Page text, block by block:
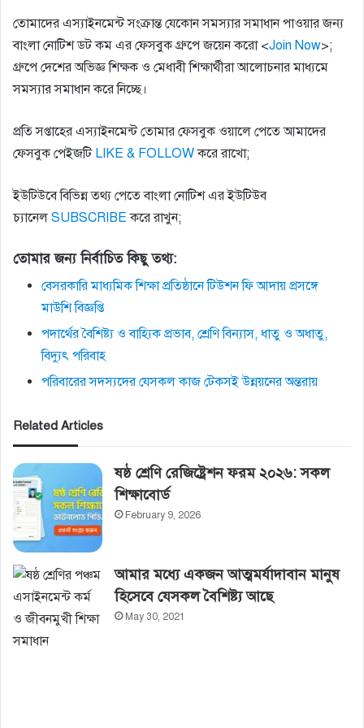
তোমাদের এস্যাইনমেন্ট সংক্রান্ত যেকোন সমস্যার সমাধান পাওয়ার জন্য
বাংলা নোটিশ ডট কম এর ফেসবুক গ্রুপে জয়েন করো <Join Now>;
গ্রুপে দেশের অভিজ্ঞ শিক্ষক ও মেধাবী শিক্ষার্থীরা আলোচনার মাধ্যমে
সমস্যার সমাধান করে নিচ্ছে।
প্রতি সপ্তাহের এস্যাইনমেন্ট তোমার ফেসবুক ওয়ালে পেতে আমাদের
ফেসবুক পেইজটি LIKE & FOLLOWকরে রাখো;
ইউটিউবে বিভিন্ন তথ্য পেতে বাংলা নোটিশ এর ইউটিউব
চ্যানেল SUBSCRIBE করে রাখুন;
তোমার জন্য নির্বাচিত কিছু তথ্য:
বেসরকারি মাধ্যমিক শিক্ষা প্রতিষ্ঠানে টিউশন ফি আদায় প্রসঙ্গে
মাউশি বিজ্ঞপ্তি
পদার্থের বৈশিষ্ট্য ও বাহ্যিক প্রভাব, শ্রেণি বিন্যাস, ধাতু ও অধাতু,
বিদ্যুৎ পরিবাহ
পরিবারের সদস্যদের যেসকল কাজ টেকসই উন্নয়নের অন্তরায়
Related Articles
ষষ্ঠ শ্রেণি রেজিষ্ট্রেশন ফরম ২০২৬: সকল
শিক্ষাবোর্ড
February 9, 2026
আমার মধ্যে একজন আত্মমর্যাদাবান মানুষ
হিসেবে যেসকল বৈশিষ্ট্য আছে
May 30, 2021